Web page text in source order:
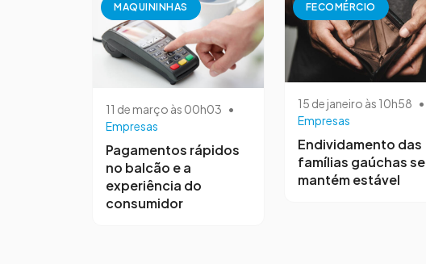
MAQUININHAS
11 de março às 00h03 •
Empresas
Pagamentos rápidos
no balcão e a
experiência do
consumidor
FECOMÉRCIO
15 de janeiro às 10h58 •
Empresas
Endividamento das
famílias gaúchas se
mantém estável